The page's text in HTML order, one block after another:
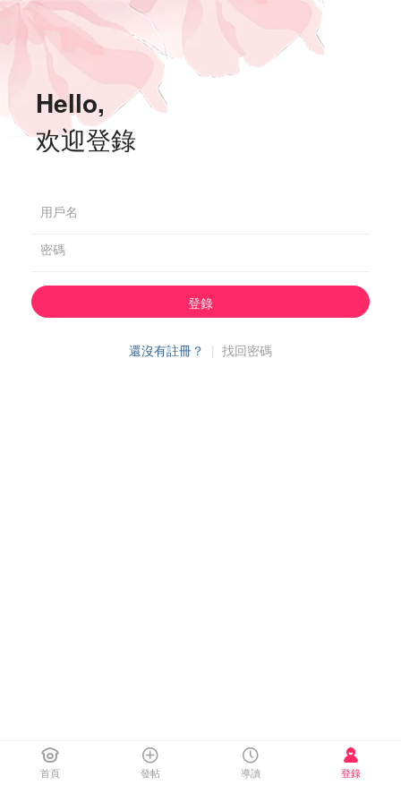
Hello,
欢迎登錄
用戶名
密碼
登錄
還沒有註冊？ | 找回密碼
首頁 發帖 導讀 登錄